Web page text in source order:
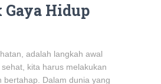
Hidup
adalah langkah awal
kita harus melakukan
Dalam dunia yang